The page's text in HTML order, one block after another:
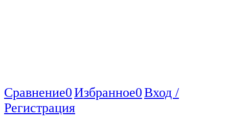
Сравнение0Избранное0Вход /
Регистрация